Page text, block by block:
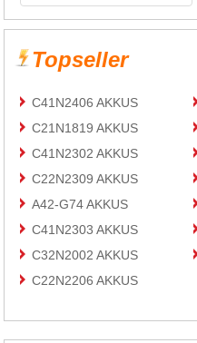
Topseller
C41N2406 AKKUS
C21N1819 AKKUS
C41N2302 AKKUS
C22N2309 AKKUS
A42-G74 AKKUS
C41N2303 AKKUS
C32N2002 AKKUS
C22N2206 AKKUS